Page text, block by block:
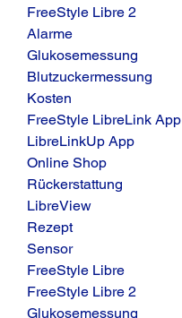
FreeStyle Libre 2
Alarme
Glukosemessung
Blutzuckermessung
Kosten
FreeStyle LibreLink App
LibreLinkUp App
Online Shop
Rückerstattung
LibreView
Rezept
Sensor
FreeStyle Libre
FreeStyle Libre 2
Glukosemessung